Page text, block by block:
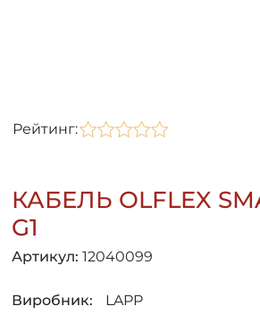
Рейтинг:
КАБЕЛЬ OLFLEX
G1
Артикул:12040099
Виробник:
LAPP